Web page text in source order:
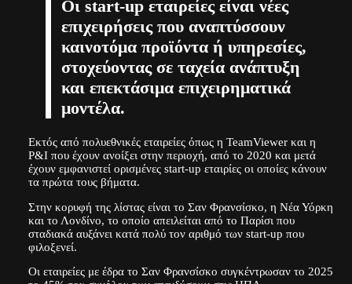
Οι start-up εταιρείες είναι νέες
επιχειρήσεις που αναπτύσσουν
καινοτόμα προϊόντα ή υπηρεσίες,
στοχεύοντας σε ταχεία ανάπτυξη
και επεκτάσιμα επιχειρηματικά
μοντέλα.
Εκτός από πολυεθνικές εταιρείες όπως η TeamViewer και η
P&I που έχουν ανοίξει στην περιοχή, από το 2020 και μετά
έχουν εμφανιστεί ορισμένες start-up εταιρίες οι οποίες κάνουν
τα πρώτα τους βήματα.
Στην κορυφή της λίστας είναι το Σαν Φρανσίσκο, η Νέα Υόρκη
και το Λονδίνο, το οποίο απειλείται από το Παρίσι που
σταδιακά αυξάνει κατά πολύ τον αριθμό των start-up που
φιλοξενεί.
Οι εταιρείες με έδρα το Σαν Φρανσίσκο συγκέντρωσαν το 2025